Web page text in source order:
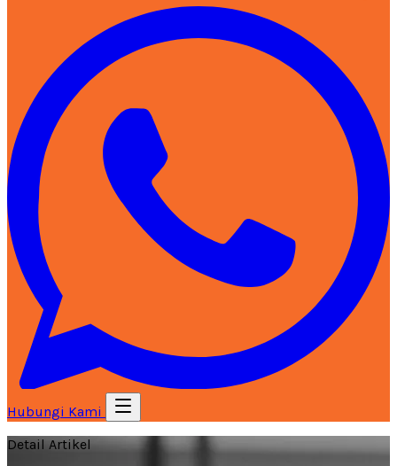
Hubungi Kami
Detail Artikel